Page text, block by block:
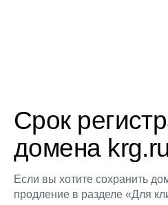
Срок
домена
Если вы хотите сохранить
продление в разделе «Для